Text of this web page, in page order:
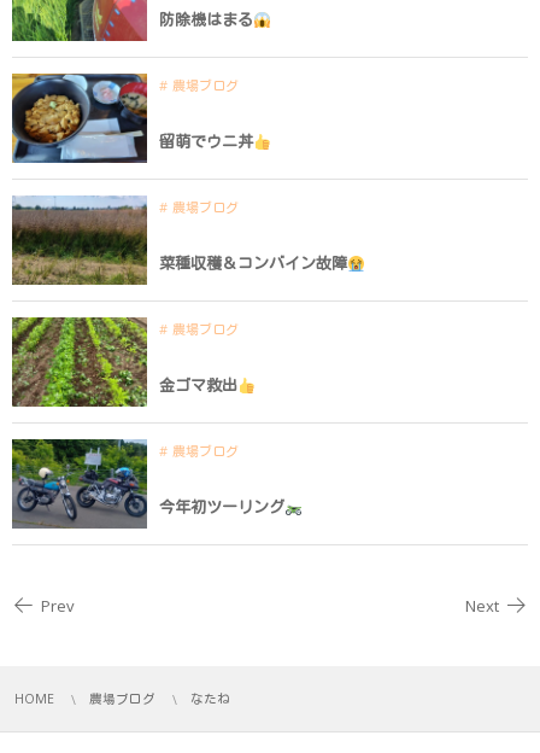
防除機はまる
農場ブログ
留萌でウニ丼
農場ブログ
菜種収穫＆コンバイン故障
農場ブログ
金ゴマ救出
農場ブログ
今年初ツーリング
Prev Next
HOME 農場ブログ なたね